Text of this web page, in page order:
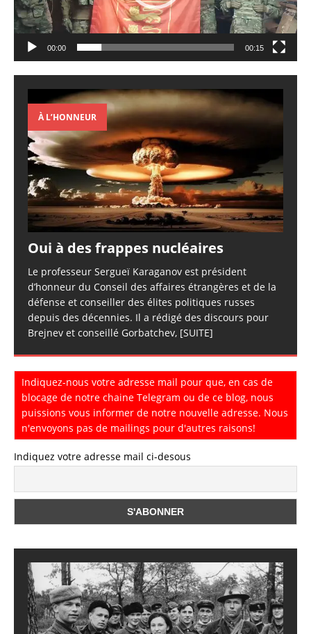
00:00 00:15
À L’HONNEUR
Oui à des frappes nucléaires
Le professeur Sergueï Karaganov est président
d’honneur du Conseil des affaires étrangères et de la
défense et conseiller des élites politiques russes
depuis des décennies. Il a rédigé des discours pour
Brejnev et conseillé Gorbatchev, [SUITE]
Indiquez-nous votre adresse mail pour que, en cas de
blocage de notre chaine Telegram ou de ce blog, nous
puissions vous informer de notre nouvelle adresse. Nous
n'envoyons pas de mailings pour d'autres raisons!
Indiquez votre adresse mail ci-desous